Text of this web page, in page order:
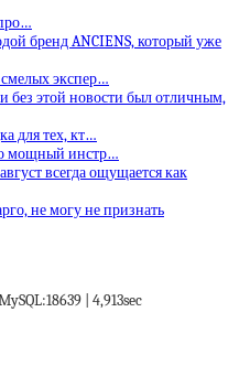
бренд ANCIENS, который уже
экспер…
без этой новости был отличным,
для тех, кт…
мощный инстр…
всегда ощущается как
не могу не признать
| 4,913sec